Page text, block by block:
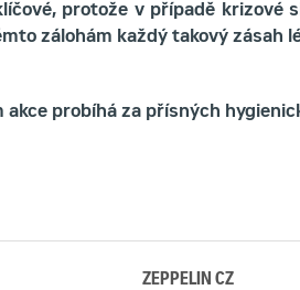
protože v případě krizové
zálohám každý takový zásah
akce probíhá za přísných
ZEPPELIN CZ